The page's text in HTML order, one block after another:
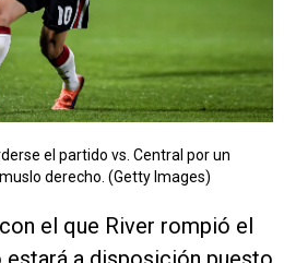
el partido vs. Central por un
derecho. (Getty Images)
el que River rompió el